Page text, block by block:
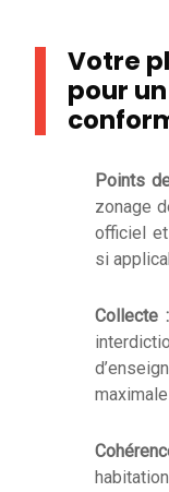
Votre
pour
Points
zonage
officiel
si
Collecte :